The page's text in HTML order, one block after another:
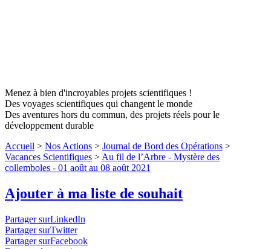
Menez à bien d'incroyables projets scientifiques !
Des voyages scientifiques qui changent le monde
Des aventures hors du commun, des projets réels pour le
développement durable
Accueil > Nos Actions > Journal de Bord des Opérations >
Vacances Scientifiques > Au fil de l’Arbre - Mystère des
collemboles - 01 août au 08 août 2021
Ajouter à ma liste de souhait
Partager surLinkedIn
Partager surTwitter
Partager surFacebook